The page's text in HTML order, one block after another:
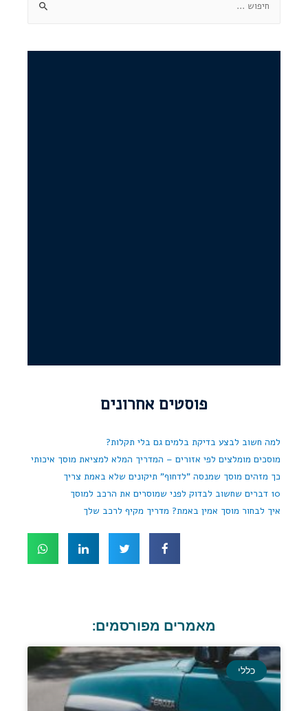
פוסטים אחרונים
למה חשוב לבצע בדיקת בלמים גם בלי תקלות?
מוסכים מומלצים לפי אזורים – המדריך המלא למציאת מוסך איכותי
כך מזהים מוסך שמנסה "לדחוף" תיקונים שלא באמת צריך
10 דברים שחשוב לבדוק לפני שמוסרים את הרכב למוסך
איך לבחור מוסך אמין באמת? מדריך מקיף לרכב שלך
מאמרים מפורסמים:
כללי